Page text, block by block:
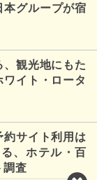
グループが宿
、観光地にもた
イト・ロータ
サイト利用は
、ホテル・百
査